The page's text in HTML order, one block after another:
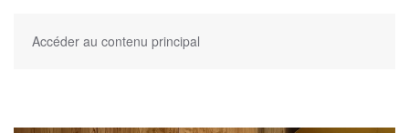
Accéder au contenu principal